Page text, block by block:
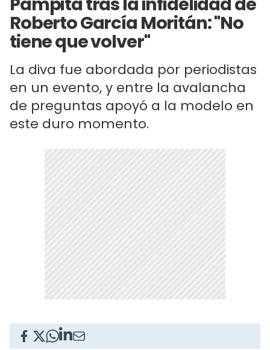
Roberto García Moritán: "No
tiene que volver"
La diva fue abordada por periodistas
en un evento, y entre la avalancha
de preguntas apoyó a la modelo en
este duro momento.